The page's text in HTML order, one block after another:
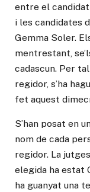
entre el candidat
i les candidates
Gemma Soler.
mentrestant,
cadascun. Per
regidor, s’ha
fet aquest
S’han posat en
nom de cada
regidor. La
elegida ha estat
ha guanyat una